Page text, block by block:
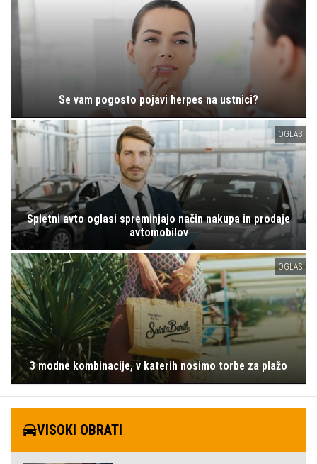
Se vam pogosto pojavi herpes na ustnici?
OGLAS
Spletni avto oglasi spreminjajo način nakupa in prodaje
avtomobilov
OGLAS
3 modne kombinacije, v katerih nosimo torbe za plažo
VISOKI OBRATI